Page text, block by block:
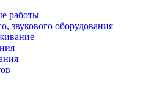
работы
звукового оборудования